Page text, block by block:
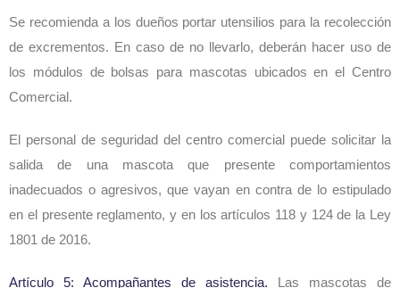
Se recomienda a los dueños portar utensilios para la recolección
de excrementos. En caso de no llevarlo, deberán hacer uso de
los módulos de bolsas para mascotas ubicados en el Centro
Comercial.
El personal de seguridad del centro comercial puede solicitar la
salida de una mascota que presente comportamientos
inadecuados o agresivos, que vayan en contra de lo estipulado
en el presente reglamento, y en los artículos 118 y 124 de la Ley
1801 de 2016.
Artículo 5: Acompañantes de asistencia.
Las mascotas de